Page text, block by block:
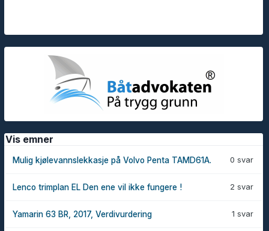
Vis emner
0 svar
Mulig kjølevannslekkasje på Volvo Penta TAMD61A.
2 svar
Lenco trimplan EL Den ene vil ikke fungere !
1 svar
Yamarin 63 BR, 2017, Verdivurdering